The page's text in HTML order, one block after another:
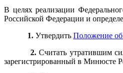
В целях реализации
Российской Федерации и
1. УтвердитьПоложение об
2.Считать утратившим
зарегистрированный в Минюсте